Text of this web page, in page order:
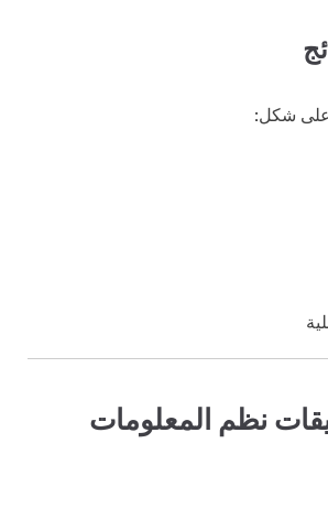
على شكل:
نظم المعلومات